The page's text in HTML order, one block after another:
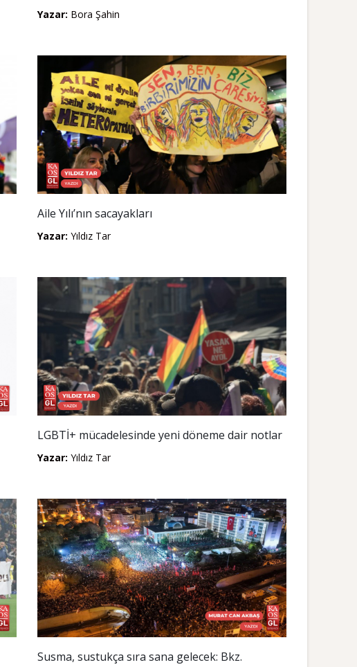
Yazar: Bora Şahin
Aile Yılı’nın sacayakları
Yazar: Yıldız Tar
LGBTİ+ mücadelesinde yeni döneme dair notlar
Yazar: Yıldız Tar
Susma, sustukça sıra sana gelecek: Bkz.